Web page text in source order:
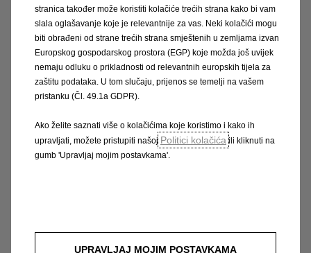
Opel produljeno jamstvo
stranica također može koristiti kolačiće trećih strana kako bi vam
slala oglašavanje koje je relevantnije za vas. Neki kolačići mogu
biti obrađeni od strane trećih strana smještenih u zemljama izvan
Europskog gospodarskog prostora (EGP) koje možda još uvijek
nemaju odluku o prikladnosti od relevantnih europskih tijela za
zaštitu podataka. U tom slučaju, prijenos se temelji na vašem
pristanku (Čl. 49.1a GDPR).
Ako želite saznati više o kolačićima koje koristimo i kako ih
upravljati, možete pristupiti našoj Politici kolačića ili kliknuti na
gumb 'Upravljaj mojim postavkama'.
UPRAVLJAJ MOJIM POSTAVKAMA